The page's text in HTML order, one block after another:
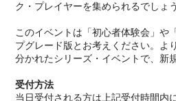
ク・プレイヤーを集められるでしょう
このイベントは「初心者体験会」や
プグレード版とお考えください。よ
分かれたシリーズ・イベントで、新
受付方法
当日受付される方は上記受付時間内